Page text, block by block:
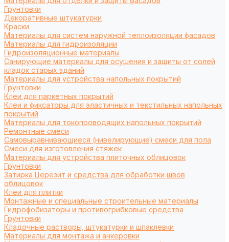
Грунтовки
Декоративные штукатурки
Краски
Материалы для систем наружной теплоизоляции фасадов
Материалы для гидроизоляции
Гидроизоляционные материалы
Санирующие материалы для осушения и защиты от солей
кладок старых зданий
Материалы для устройства напольных покрытий
Грунтовки
Клеи для паркетных покрытий
Клеи и фиксаторы для эластичных и текстильных напольных
покрытий
Материалы для токопроводящих напольных покрытий
Ремонтные смеси
Самовыравнивающиеся (нивелирующие) смеси для пола
Смеси для изготовления стяжек
Материалы для устройства плиточных облицовок
Грунтовки
Затирка Церезит и средства для обработки швов
облицовок
Клеи для плитки
Монтажные и специальные строительные материалы
Гидрофобизаторы и противогрибковые средства
Грунтовки
Кладочные растворы, штукатурки и шпаклевки
Материалы для монтажа и анкеровки